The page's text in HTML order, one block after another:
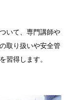
いて、専門講師や
取り扱いや安全管
習得します。